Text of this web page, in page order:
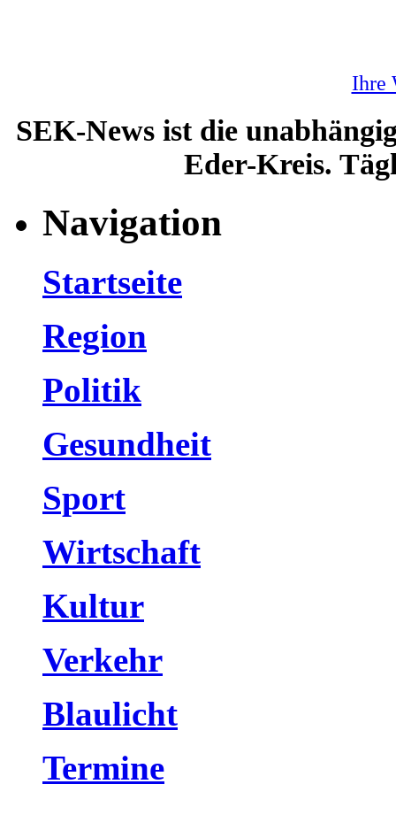
Ihre
SEK-News ist die
Eder-Kreis.
Navigation
Startseite
Region
Politik
Gesundheit
Sport
Wirtschaft
Kultur
Verkehr
Blaulicht
Termine